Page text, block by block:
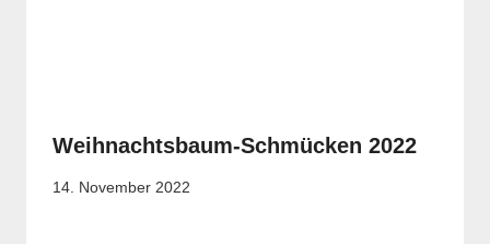
Weihnachtsbaum-Schmücken 2022
14. November 2022